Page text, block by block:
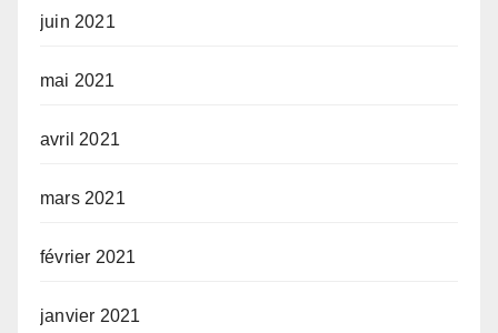
juin 2021
mai 2021
avril 2021
mars 2021
février 2021
janvier 2021